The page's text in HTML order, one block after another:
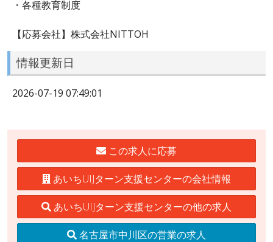
・各種教育制度
【応募会社】株式会社NITTOH
情報更新日
2026-07-19 07:49:01
この求人に応募
あいちUIJターン支援センターの会社情報
あいちUIJターン支援センターの他の求人
名古屋市中川区の営業の求人